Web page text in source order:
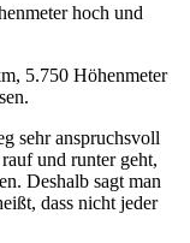
hoch und
5.750 Höhenmeter
sehr anspruchsvoll
und runter geht,
Deshalb sagt man
dass nicht jeder